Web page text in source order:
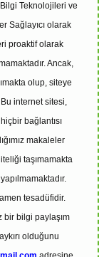
Teknolojileri ve
Sağlayıcı olarak
proaktif olarak
Ancak,
olup, siteye
internet sitesi,
bağlantısı
makaleler
taşımamakta
tesadüfidir.
bir bilgi paylaşım
olduğunu